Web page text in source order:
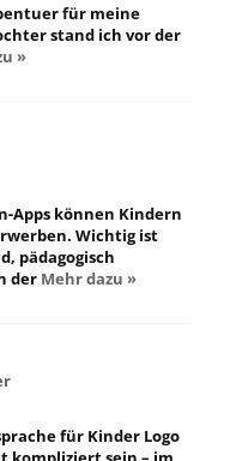
für meine
stand ich vor der
»
Apps können Kindern
Wichtig ist
pädagogisch
der Mehr dazu »
für Kinder Logo